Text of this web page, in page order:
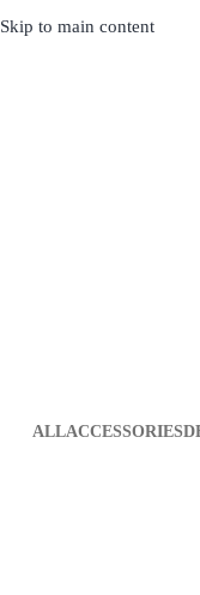
Skip to main content
ALLACCESSORIES